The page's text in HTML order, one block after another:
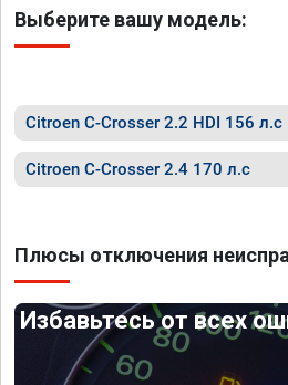
Выберите вашу модель:
Citroen C-Crosser 2.2 HDI 156 л.с
Citroen C-Crosser 2.4 170 л.с
Плюсы отключения
Избавьтесь от всех